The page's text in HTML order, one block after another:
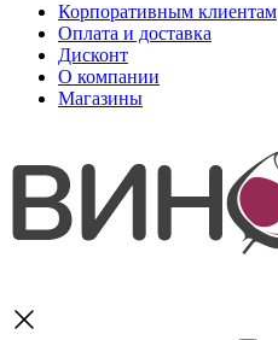
Корпоративным клиентам
Оплата и доставка
Дисконт
О компании
Магазины